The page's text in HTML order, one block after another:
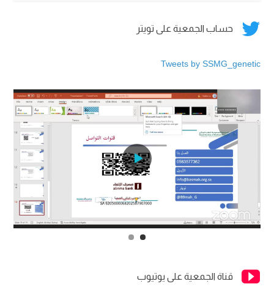
 حساب الجمعية على تويتر
Tweets by SSMG_genetic
 قناة الجمعية على يوتيوب